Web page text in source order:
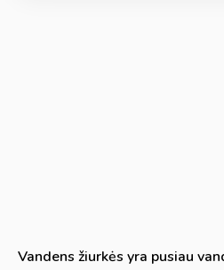
Vandens žiurkės yra pusiau